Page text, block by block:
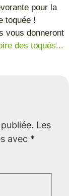
pour la
toquée !
vous donneront
des toqués...
Les
avec *